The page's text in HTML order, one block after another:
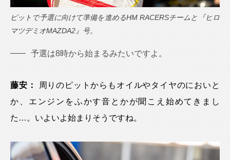
ピットで予選に向けて準備を進めるHM RACERSチームと『ヒロ
マツデミオMAZDA2』号。
予選は8時から始まるみたいですよ。
藤安：
周りのピットからもオイルやタイヤのにおいと
か、エンジンをふかす音とかが聞こえ始めてきまし
た…。いよいよ始まりそうですね。